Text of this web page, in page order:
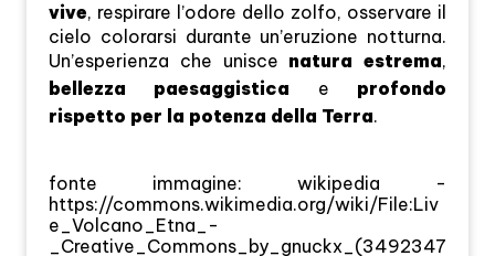
vive, respirare l’odore dello zolfo, osservare il
cielo colorarsi durante un’eruzione notturna.
Un’esperienza che unisce natura estrema,
bellezza paesaggistica e profondo
rispetto per la potenza della Terra.
fonte immagine: wikipedia -
https://commons.wikimedia.org/wiki/File:Liv
e_Volcano_Etna_-
_Creative_Commons_by_gnuckx_(3492347